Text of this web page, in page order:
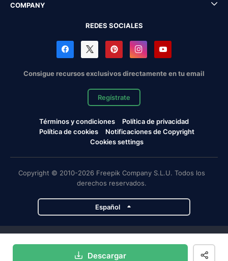
Descargar
COMPANY
REDES SOCIALES
Consigue recursos exclusivos directamente en tu email
Regístrate
Términos y condiciones
Política de privacidad
Política de cookies
Notificaciones de Copyright
Cookies settings
Copyright © 2010-2026 Freepik Company S.L.U. Todos los
derechos reservados.
Español